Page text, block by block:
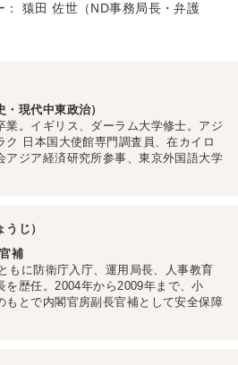
： 猿田 佐世（ND事務局長・弁護
現代中東政治）
業。イギリス、ダーラム大学修士。アジ
ク 日本国大使館専門調査員、在カイロ
アジア経済研究所参事、東京外国語大学
じ）
補
もに防衛庁入庁、運用局長、人事教育
を歴任。2004年から2009年まで、小
もとで内閣官房副長官補として安全保障